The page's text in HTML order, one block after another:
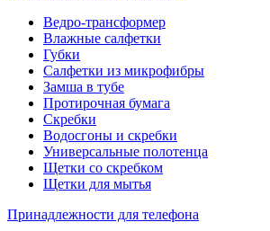
Ведро-трансформер
Влажные салфетки
Губки
Салфетки из микрофибры
Замша в тубе
Протирочная бумага
Скребки
Водосгоны и скребки
Универсальные полотенца
Щетки со скребком
Щетки для мытья
Принадлежности для телефона